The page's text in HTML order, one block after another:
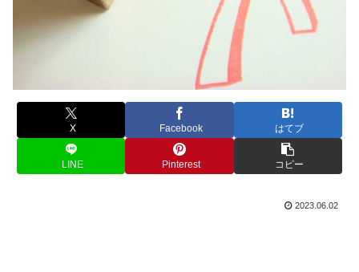
X Facebook はてブ
LINE Pinterest コピー
2023.06.02